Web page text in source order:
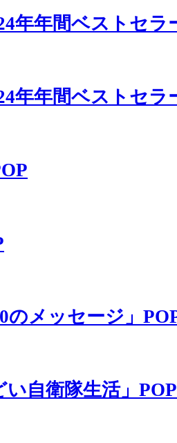
年年間ベストセラ
年年間ベストセラ
のメッセージ」
い自衛隊生活」POP